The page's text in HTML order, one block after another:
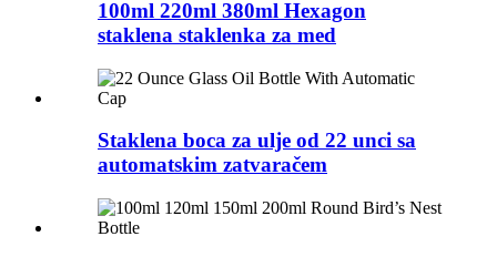
100ml 220ml 380ml Hexagon
staklena staklenka za med
Staklena boca za ulje od 22 unci sa
automatskim zatvaračem